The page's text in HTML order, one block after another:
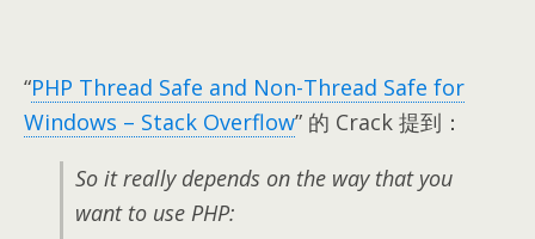
“PHP Thread Safe and Non-Thread Safe for
Windows – Stack Overflow” 的 Crack 提到 ：
So it really depends on the way that you
want to use PHP: